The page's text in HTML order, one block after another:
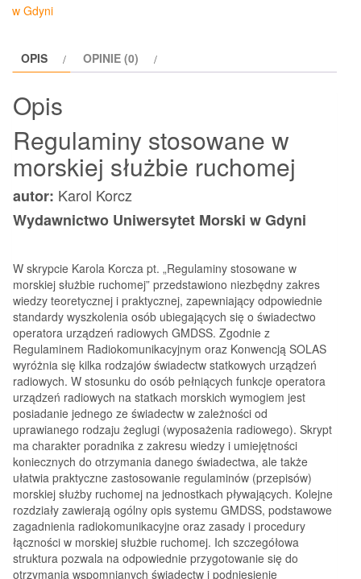
w Gdyni
OPIS OPINIE (0)
Opis
Regulaminy stosowane w
morskiej służbie ruchomej
autor: Karol Korcz
Wydawnictwo Uniwersytet Morski w Gdyni
W skrypcie Karola Korcza pt. „Regulaminy stosowane w
morskiej służbie ruchomej” przedstawiono niezbędny zakres
wiedzy teoretycznej i praktycznej, zapewniający odpowiednie
standardy wyszkolenia osób ubiegających się o świadectwo
operatora urządzeń radiowych GMDSS. Zgodnie z
Regulaminem Radiokomunikacyjnym oraz Konwencją SOLAS
wyróżnia się kilka rodzajów świadectw statkowych urządzeń
radiowych. W stosunku do osób pełniących funkcje operatora
urządzeń radiowych na statkach morskich wymogiem jest
posiadanie jednego ze świadectw w zależności od
uprawianego rodzaju żeglugi (wyposażenia radiowego). Skrypt
ma charakter poradnika z zakresu wiedzy i umiejętności
koniecznych do otrzymania danego świadectwa, ale także
ułatwia praktyczne zastosowanie regulaminów (przepisów)
morskiej służby ruchomej na jednostkach pływających. Kolejne
rozdziały zawierają ogólny opis systemu GMDSS, podstawowe
zagadnienia radiokomunikacyjne oraz zasady i procedury
łączności w morskiej służbie ruchomej. Ich szczegółowa
struktura pozwala na odpowiednie przygotowanie się do
otrzymania wspomnianych świadectw i podniesienie